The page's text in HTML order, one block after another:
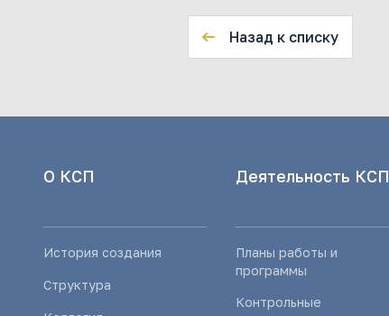
Назад к списку
О КСП
История создания
Структура
Деятельность КСП
Планы работы и
программы
Контрольные